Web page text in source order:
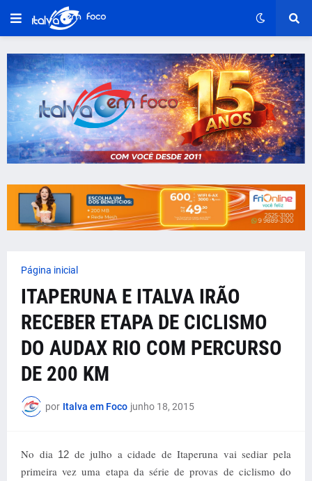
Página inicial
ITAPERUNA E ITALVA IRÃO
RECEBER ETAPA DE CICLISMO
DO AUDAX RIO COM PERCURSO
DE 200 KM
por Italva em Foco junho 18, 2015
No dia 12 de julho a cidade de Itaperuna vai sediar pela
primeira vez uma etapa da série de provas de ciclismo do